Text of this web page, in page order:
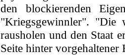
den blockierenden
"Kriegsgewinnler". "Die
rausholen und den Staat
Seite hinter vorgehaltener